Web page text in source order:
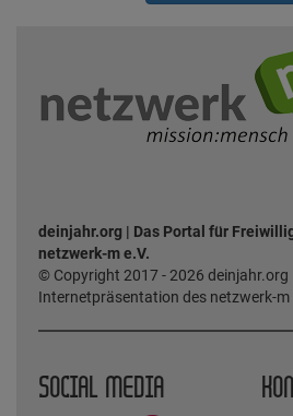
deinjahr.org | Das Portal für
netzwerk-m e.V.
© Copyright 2017 - 2026 deinjahr.org
Internetpräsentation des netzwerk-m
SOCIAL MEDIA